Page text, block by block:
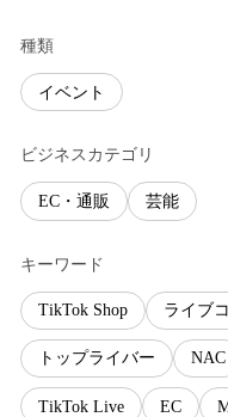
種類
イベント
ビジネスカテゴリ
EC・通販 芸能
キーワード
TikTok Shop ライブ
トップライバー NAC
TikTok Live EC